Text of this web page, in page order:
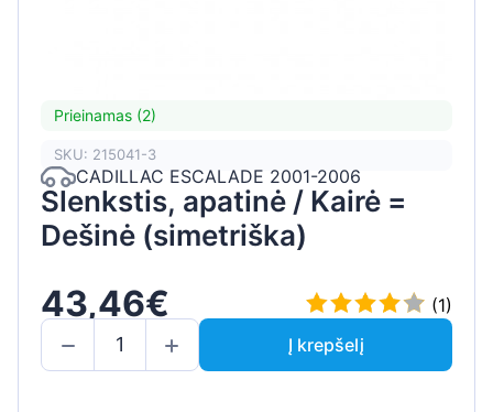
Prieinamas (2)
SKU: 215041-3
CADILLAC ESCALADE 2001-2006
Slenkstis, apatinė / Kairė =
Dešinė (simetriška)
43,46€
(1)
Į krepšelį